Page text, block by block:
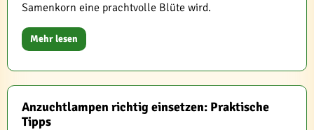
Samenkorn eine prachtvolle Blüte wird.
Mehr lesen
Anzuchtlampen richtig einsetzen: Praktische
Tipps